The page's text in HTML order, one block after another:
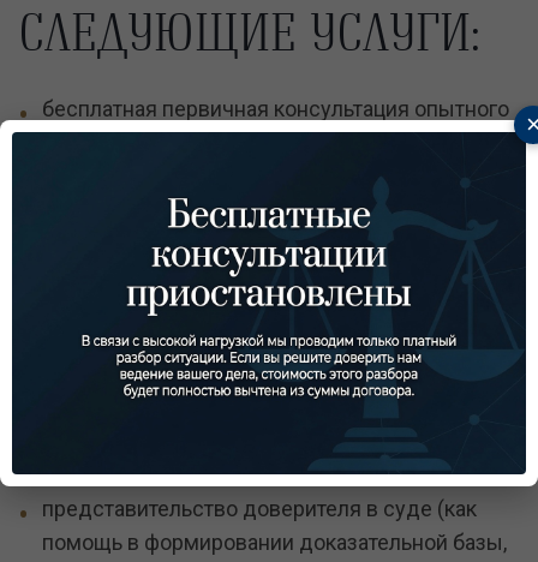
СЛЕДУЮЩИЕ УСЛУГИ:
бесплатная первичная консультация опытного
юридический анализ представленных
клиентом документов;
помощь при расчете суммы неустойки;
грамотное составление документов (иски,
кассационные жалобы, претензии);
организация досудебных переговоров (мы
сделаем все от нас зависящее в рамках закона
для того, чтобы ваш вопрос разрешился
мирным путем);
представительство доверителя в суде (как
помощь в формировании доказательной базы,